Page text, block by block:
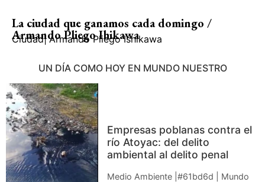
La ciudad que ganamos cada domingo /
Armando Pliego Ihikawa
Ciudad| Armando Pliego Ishikawa
UN DÍA COMO HOY EN MUNDO NUESTRO
Empresas poblanas contra el
río Atoyac: del delito
ambiental al delito penal
Medio Ambiente |#61bd6d | Mundo